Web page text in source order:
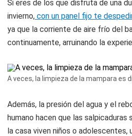
Si eres de los que disfruta de una
invierno, con un panel fijo te
ya que la corriente de aire frío del
continuamente, arruinando la
A veces, la limpieza de la mampara es
Además, la presión del agua y el
humano hacen que las salpicaduras
la casa viven niños o adolescentes,